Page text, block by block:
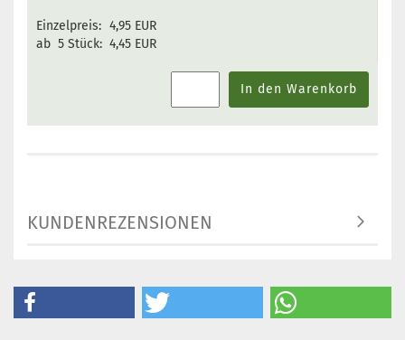
Einzelpreis: 4,95 EUR
ab 5 Stück: 4,45 EUR
In den Warenkorb
KUNDENREZENSIONEN